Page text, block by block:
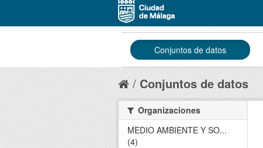
Conjuntos de datos
Conjuntos de datos
Organizaciones
MEDIO AMBIENTE Y SO...
(4)